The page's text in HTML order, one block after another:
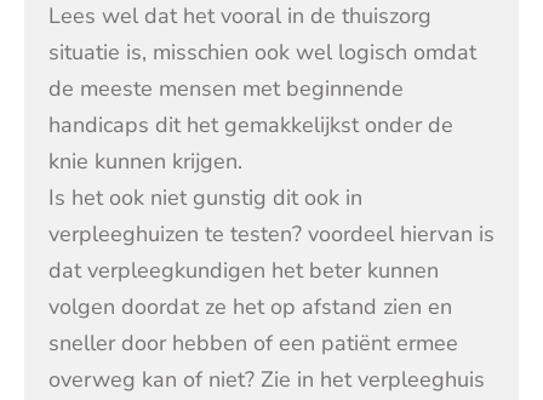
Lees wel dat het vooral in de thuiszorg
situatie is, misschien ook wel logisch omdat
de meeste mensen met beginnende
handicaps dit het gemakkelijkst onder de
knie kunnen krijgen.
Is het ook niet gunstig dit ook in
verpleeghuizen te testen? voordeel hiervan is
dat verpleegkundigen het beter kunnen
volgen doordat ze het op afstand zien en
sneller door hebben of een patiënt ermee
overweg kan of niet? Zie in het verpleeghuis